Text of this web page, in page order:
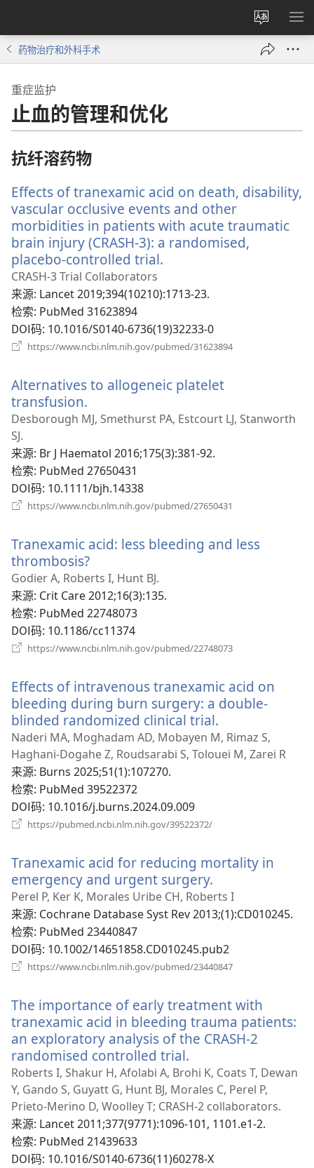
更
改
网
显
药物治疗和外科手术
重症监护
止血的管理和优化
抗纤溶药物
Effects of tranexamic acid on death, disability,
vascular occlusive events and other
morbidities in patients with acute traumatic
brain injury (CRASH-3): a randomised,
placebo-controlled trial.
新
口）
CRASH-3 Trial Collaborators
来源‎: Lancet 2019;394(10210):1713-23.
检索‎: PubMed 31623894
DOI码‎: 10.1016/S0140-6736(19)32233-0
https://www.ncbi.nlm.nih.gov/pubmed/31623894
Alternatives to allogeneic platelet
transfusion.
开
窗
口）
Desborough MJ, Smethurst PA, Estcourt LJ, Stanworth
SJ.
来源‎: Br J Haematol 2016;175(3):381-92.
检索‎: PubMed 27650431
DOI码‎: 10.1111/bjh.14338
https://www.ncbi.nlm.nih.gov/pubmed/27650431
窗
Tranexamic acid: less bleeding and less
thrombosis?
开
新
窗
口）
Godier A, Roberts I, Hunt BJ.
来源‎: Crit Care 2012;16(3):135.
检索‎: PubMed 22748073
DOI码‎: 10.1186/cc11374
https://www.ncbi.nlm.nih.gov/pubmed/22748073
窗
口）
Effects of intravenous tranexamic acid on
bleeding during burn surgery: a double-
blinded randomized clinical trial.
开
新
Naderi MA, Moghadam AD, Mobayen M, Rimaz S,
Haghani-Dogahe Z, Roudsarabi S, Tolouei M, Zarei R
来源‎: Burns 2025;51(1):107270.
检索‎: PubMed 39522372
DOI码‎: 10.1016/j.burns.2024.09.009
https://pubmed.ncbi.nlm.nih.gov/39522372/
窗
Tranexamic acid for reducing mortality in
emergency and urgent surgery.
开
新
口）
Perel P, Ker K, Morales Uribe CH, Roberts I
来源‎: Cochrane Database Syst Rev 2013;(1):CD010245.
检索‎: PubMed 23440847
DOI码‎: 10.1002/14651858.CD010245.pub2
https://www.ncbi.nlm.nih.gov/pubmed/23440847
窗
口）
The importance of early treatment with
tranexamic acid in bleeding trauma patients:
an exploratory analysis of the CRASH-2
randomised controlled trial.
开
新
窗
口）
Roberts I, Shakur H, Afolabi A, Brohi K, Coats T, Dewan
Y, Gando S, Guyatt G, Hunt BJ, Morales C, Perel P,
Prieto-Merino D, Woolley T; CRASH-2 collaborators.
来源‎: Lancet 2011;377(9771):1096-101, 1101.e1-2.
检索‎: PubMed 21439633
DOI码‎: 10.1016/S0140-6736(11)60278-X